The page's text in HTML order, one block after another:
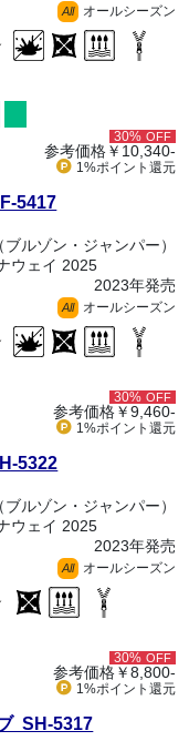
All オールシーズン
30% OFF
参考価格￥10,340-
1%ポイント 還元
5417
ルゾン・ジャンパー）
ウェイ 2025
2023年発売
All オールシーズン
30% OFF
参考価格￥9,460-
1%ポイント 還元
5322
ルゾン・ジャンパー）
ウェイ 2025
2023年発売
All オールシーズン
30% OFF
参考価格￥8,800-
1%ポイント 還元
SH-5317